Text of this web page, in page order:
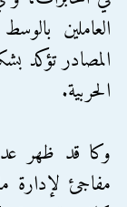
العاملين
المصادر تؤكد
الحربية.
وكا قد ظهر
مفاجئ لإدارة